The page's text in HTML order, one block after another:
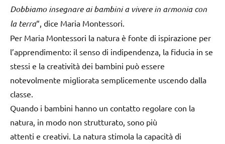
Dobbiamo insegnare ai bambini a vivere in armonia con
la terra“, dice Maria Montessori.
Per Maria Montessori la natura è fonte di ispirazione per
l’apprendimento: il senso di indipendenza, la fiducia in se
stessi e la creatività dei bambini può essere
notevolmente migliorata semplicemente uscendo dalla
classe.
Quando i bambini hanno un contatto regolare con la
natura, in modo non strutturato, sono più
attenti e creativi. La natura stimola la capacità di